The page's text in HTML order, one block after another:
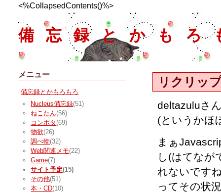
<%CollapsedContents()%>
備忘録とかもろ
リクリッ
deltazuluさ
(というかほ
まぁ
し(はてなが
れないです
ってその状
メニュー
備忘録とかもろもろ
Nucleus備忘録(51)
ねこたん(56)
コンポタ (69)
物欲(26)
調べ物(32)
Web関連メモ(22)
Game(7)
サイト予定(15)
その他(51)
本・CD(10)